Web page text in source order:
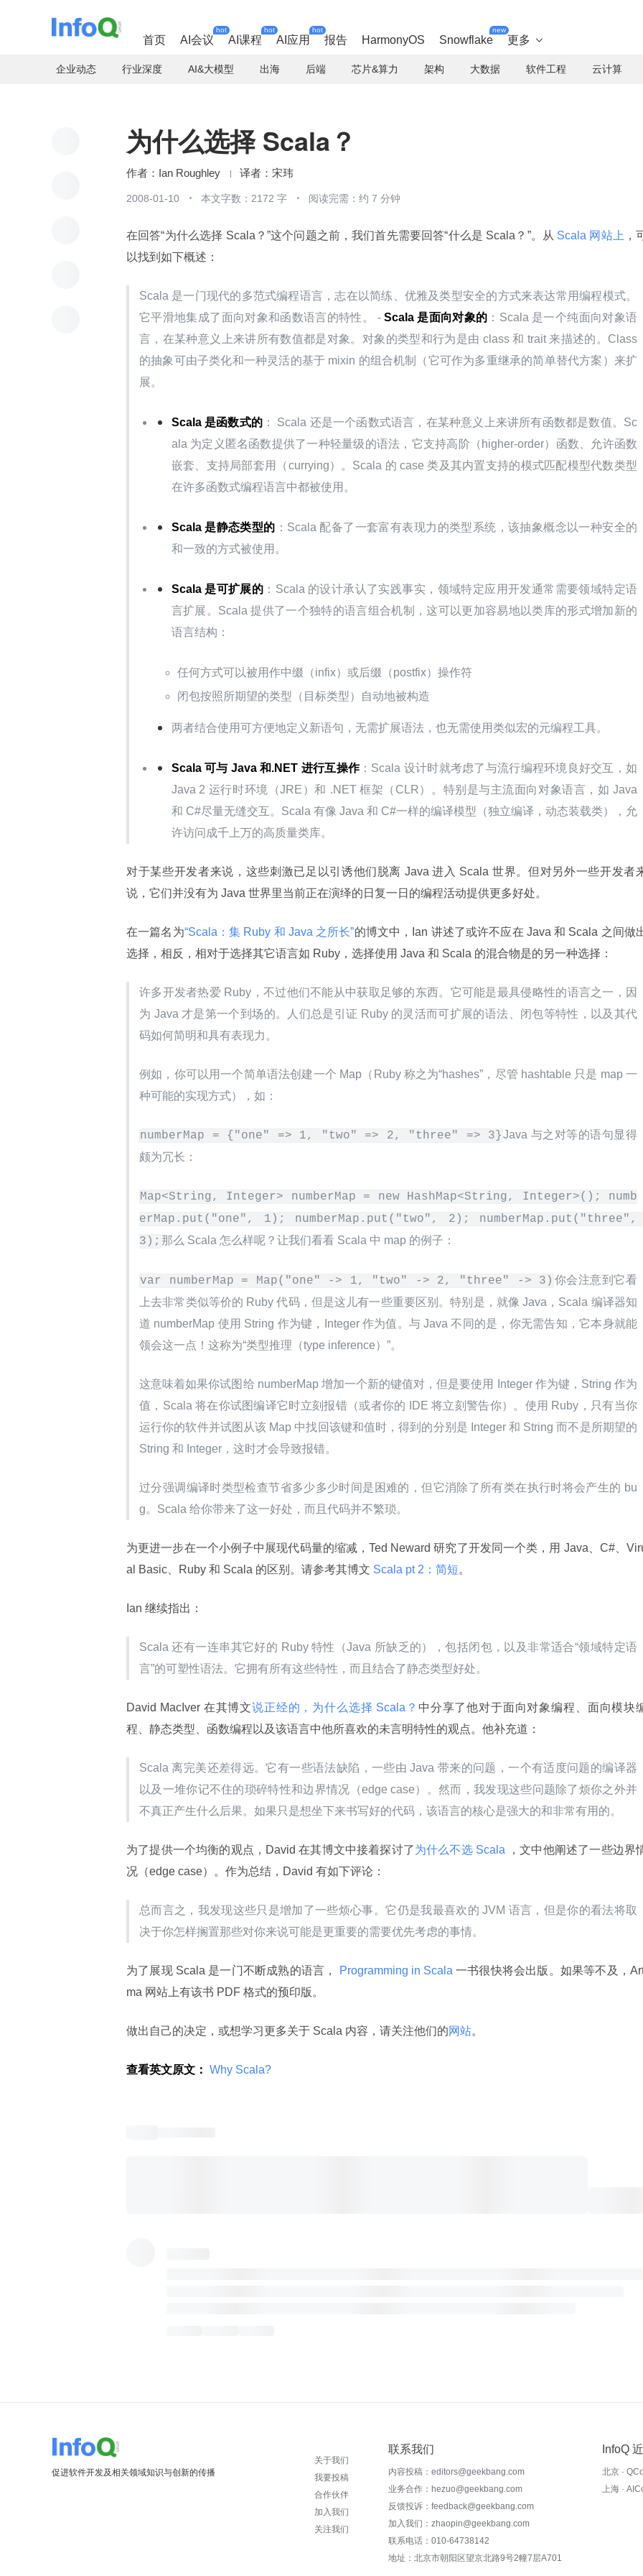
首页 AI会议
hot
AI课程
hot
AI应用
hot
报告 HarmonyOS Snowflake
new
更多 
企业动态 行业深度 AI&大模型 出海 后端 芯片&算力 架构 大数据 软件工程 云计算
为什么选择 Scala？
Ian Roughley 宋玮
2008-01-10 本文字数：2172 字 阅读完需：约 7 分钟
在回答“为什么选择 Scala？”这个问题之前，我们首先需要回答“什么是 Scala？”。从 Scala 网站上 ，
以找到如下概述：
Scala 是一门现代的多范式编程语言，志在以简练、优雅及类型安全的方式来表达常用编程模式。
它平滑地集成了面向对象和函数语言的特性。 - Scala 是面向对象的 ：Scala 是一个纯面向对象语
言，在某种意义上来讲所有数值都是对象。对象的类型和行为是由 class 和 trait 来描述的。Class
的抽象可由子类化和一种灵活的基于 mixin 的组合机制（它可作为多重继承的简单替代方案）来扩
展。
Scala 是函数式的 ： Scala 还是一个函数式语言，在某种意义上来讲所有函数都是数值。Sc
ala 为定义匿名函数提供了一种轻量级的语法，它支持高阶（higher-order）函数、允许函数
嵌套、支持局部套用（currying）。Scala 的 case 类及其内置支持的模式匹配模型代数类型
在许多函数式编程语言中都被使用。
Scala 是静态类型的 ：Scala 配备了一套富有表现力的类型系统，该抽象概念以一种安全的
和一致的方式被使用。
Scala 是可扩展的 ：Scala 的设计承认了实践事实，领域特定应用开发通常需要领域特定语
言扩展。Scala 提供了一个独特的语言组合机制，这可以更加容易地以类库的形式增加新的
语言结构：
任何方式可以被用作中缀（infix）或后缀（postfix）操作符
闭包按照所期望的类型（目标类型）自动地被构造
两者结合使用可方便地定义新语句，无需扩展语法，也无需使用类似宏的元编程工具。
Scala 可与 Java 和.NET 进行互操作：Scala 设计时就考虑了与流行编程环境良好交互，如
Java 2 运行时环境（JRE）和 .NET 框架（CLR）。特别是与主流面向对象语言，如 Java
和 C#尽量无缝交互。Scala 有像 Java 和 C#一样的编译模型（独立编译，动态装载类），允
许访问成千上万的高质量类库。
对于某些开发者来说，这些刺激已足以引诱他们脱离 Java 进入 Scala 世界。但对另外一些开发者
说，它们并没有为 Java 世界里当前正在演绎的日复一日的编程活动提供更多好处。
在一篇名为“Scala：集 Ruby 和 Java 之所长”的博文中，Ian 讲述了或许不应在 Java 和 Scala 之间做
选择，相反，相对于选择其它语言如 Ruby，选择使用 Java 和 Scala 的混合物是的另一种选择：
许多开发者热爱 Ruby，不过他们不能从中获取足够的东西。它可能是最具侵略性的语言之一，因
为 Java 才是第一个到场的。人们总是引证 Ruby 的灵活而可扩展的语法、闭包等特性，以及其代
码如何简明和具有表现力。
例如，你可以用一个简单语法创建一个 Map（Ruby 称之为“hashes”，尽管 hashtable 只是 map 一
种可能的实现方式），如：
numberMap = {"one" => 1, "two" => 2, "three" => 3}Java 与之对等的语句显得
颇为冗长：
Map<String, Integer> numberMap = new HashMap<String, Integer>(); numb
erMap.put("one", 1); numberMap.put("two", 2); numberMap.put("three",
3); 那么 Scala 怎么样呢？让我们看看 Scala 中 map 的例子：
var numberMap = Map("one" -> 1, "two" -> 2, "three" -> 3) 你会注意到它看
上去非常类似等价的 Ruby 代码，但是这儿有一些重要区别。特别是，就像 Java，Scala 编译器知
道 numberMap 使用 String 作为键，Integer 作为值。与 Java 不同的是，你无需告知，它本身就能
领会这一点！这称为“类型推理（type inference）”。
这意味着如果你试图给 numberMap 增加一个新的键值对，但是要使用 Integer 作为键，String 作为
值，Scala 将在你试图编译它时立刻报错（或者你的 IDE 将立刻警告你）。使用 Ruby，只有当你
运行你的软件并试图从该 Map 中找回该键和值时，得到的分别是 Integer 和 String 而不是所期望的
String 和 Integer，这时才会导致报错。
过分强调编译时类型检查节省多少多少时间是困难的，但它消除了所有类在执行时将会产生的 bu
g。Scala 给你带来了这一好处，而且代码并不繁琐。
为更进一步在一个小例子中展现代码量的缩减，Ted Neward 研究了开发同一个类，用 Java、C#、
al Basic、Ruby 和 Scala 的区别。请参考其博文 Scala pt 2：简短。
Ian 继续指出：
Scala 还有一连串其它好的 Ruby 特性（Java 所缺乏的），包括闭包，以及非常适合“领域特定语
言”的可塑性语法。它拥有所有这些特性，而且结合了静态类型好处。
David MacIver 在其博文说正经的，为什么选择 Scala？ 中分享了他对于面向对象编程、面向模块
程、静态类型、函数编程以及该语言中他所喜欢的未言明特性的观点。他补充道：
Scala 离完美还差得远。它有一些语法缺陷，一些由 Java 带来的问题，一个有适度问题的编译器
以及一堆你记不住的琐碎特性和边界情况（edge case）。然而，我发现这些问题除了烦你之外并
不真正产生什么后果。如果只是想坐下来书写好的代码，该语言的核心是强大的和非常有用的。
为了提供一个均衡的观点，David 在其博文中接着探讨了为什么不选 Scala
，文中他阐述了一些边界
况（edge case）。作为总结，David 有如下评论：
总而言之，我发现这些只是增加了一些烦心事。它仍是我最喜欢的 JVM 语言，但是你的看法将取
决于你怎样搁置那些对你来说可能是更重要的需要优先考虑的事情。
为了展现 Scala 是一门不断成熟的语言， Programming in Scala 一书很快将会出版。如果等不及，
ma 网站上有该书 PDF 格式的预印版。
做出自己的决定，或想学习更多关于 Scala 内容，请关注他们的网站。
查看英文原文： Why Scala?
促进软件开发及相关领域知识与创新的传播
关于我们
我要投稿
合作伙伴
加入我们
关注我们
联系我们
内容投稿：editors@geekbang.com
业务合作：hezuo@geekbang.com
反馈投诉：feedback@geekbang.com
加入我们：zhaopin@geekbang.com
联系电话：010-64738142
地址：北京市朝阳区望京北路9号2幢7层A701
InfoQ
北京 ·
上海 ·